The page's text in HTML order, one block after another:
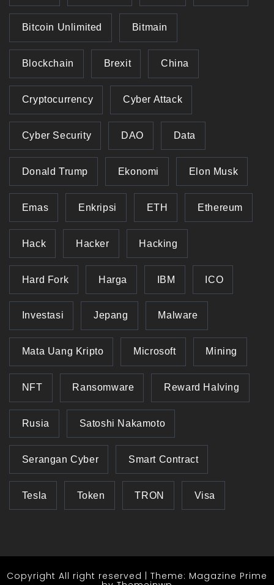
Bitcoin Unlimited Bitmain
Blockchain Brexit China
Cryptocurrency Cyber Attack
Cyber Security DAO Data
Donald Trump Ekonomi Elon Musk
Emas Enkripsi ETH Ethereum
Hack Hacker Hacking
Hard Fork Harga IBM ICO
Investasi Jepang Malware
Mata Uang Kripto Microsoft Mining
NFT Ransomware Reward Halving
Rusia Satoshi Nakamoto
Serangan Cyber Smart Contract
Tesla Token TRON Visa
Copyright All right reserved Theme: Magazine Prime